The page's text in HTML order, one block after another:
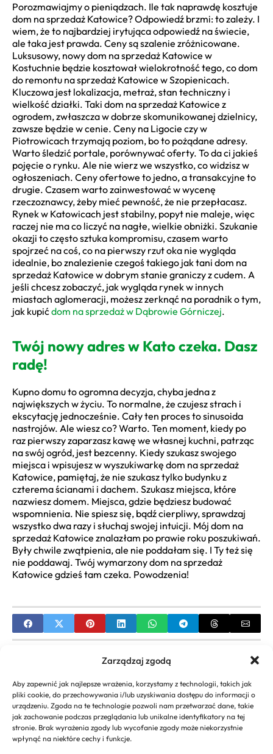
Zarządzaj zgodą
Aby zapewnić jak najlepsze wrażenia, korzystamy z technologii, takich jak
pliki cookie, do przechowywania i/lub uzyskiwania dostępu do informacji o
urządzeniu. Zgoda na te technologie pozwoli nam przetwarzać dane, takie
jak zachowanie podczas przeglądania lub unikalne identyfikatory na tej
stronie. Brak wyrażenia zgody lub wycofanie zgody może niekorzystnie
wpłynąć na niektóre cechy i funkcje.
Porozmawiajmy o pieniądzach. Ile tak naprawdę kosztuje
dom na sprzedaż Katowice? Odpowiedź brzmi: to zależy. I
wiem, że to najbardziej irytująca odpowiedź na świecie,
ale taka jest prawda. Ceny są szalenie zróżnicowane.
Luksusowy, nowy dom na sprzedaż Katowice w
Kostuchnie będzie kosztował wielokrotność tego, co dom
do remontu na sprzedaż Katowice w Szopienicach.
Kluczowa jest lokalizacja, metraż, stan techniczny i
wielkość działki. Taki dom na sprzedaż Katowice z
ogrodem, zwłaszcza w dobrze skomunikowanej dzielnicy,
zawsze będzie w cenie. Ceny na Ligocie czy w
Piotrowicach trzymają poziom, bo to pożądane adresy.
Warto śledzić portale, porównywać oferty. To da ci jakieś
pojęcie o rynku. Ale nie wierz we wszystko, co widzisz w
ogłoszeniach. Ceny ofertowe to jedno, a transakcyjne to
drugie. Czasem warto zainwestować w wycenę
rzeczoznawcy, żeby mieć pewność, że nie przepłacasz.
Rynek w Katowicach jest stabilny, popyt nie maleje, więc
raczej nie ma co liczyć na nagłe, wielkie obniżki. Szukanie
okazji to często sztuka kompromisu, czasem warto
spojrzeć na coś, co na pierwszy rzut oka nie wygląda
idealnie, bo znalezienie czegoś takiego jak tani dom na
sprzedaż Katowice w dobrym stanie graniczy z cudem. A
jeśli chcesz zobaczyć, jak wygląda rynek w innych
miastach aglomeracji, możesz zerknąć na poradnik o tym,
jak kupićdom na sprzedaż w Dąbrowie Górniczej.
Twój nowy adres w Kato czeka. Dasz
radę!
Kupno domu to ogromna decyzja, chyba jedna z
największych w życiu. To normalne, że czujesz strach i
ekscytację jednocześnie. Cały ten proces to sinusoida
nastrojów. Ale wiesz co? Warto. Ten moment, kiedy po
raz pierwszy zaparzasz kawę we własnej kuchni, patrząc
na swój ogród, jest bezcenny. Kiedy szukasz swojego
miejsca i wpisujesz w wyszukiwarkę dom na sprzedaż
Katowice, pamiętaj, że nie szukasz tylko budynku z
czterema ścianami i dachem. Szukasz miejsca, które
nazwiesz domem. Miejsca, gdzie będziesz budować
wspomnienia. Nie spiesz się, bądź cierpliwy, sprawdzaj
wszystko dwa razy i słuchaj swojej intuicji. Mój dom na
sprzedaż Katowice znalazłam po prawie roku poszukiwań.
Były chwile zwątpienia, ale nie poddałam się. I Ty też się
nie poddawaj. Twój wymarzony dom na sprzedaż
Katowice gdzieś tam czeka. Powodzenia!
Projekt Ogrodu Zimowego na Tarasie:
Kompleksowy Przewodnik
NEXT
Apteka z dostawą do domu: Wygoda i Bezpieczne